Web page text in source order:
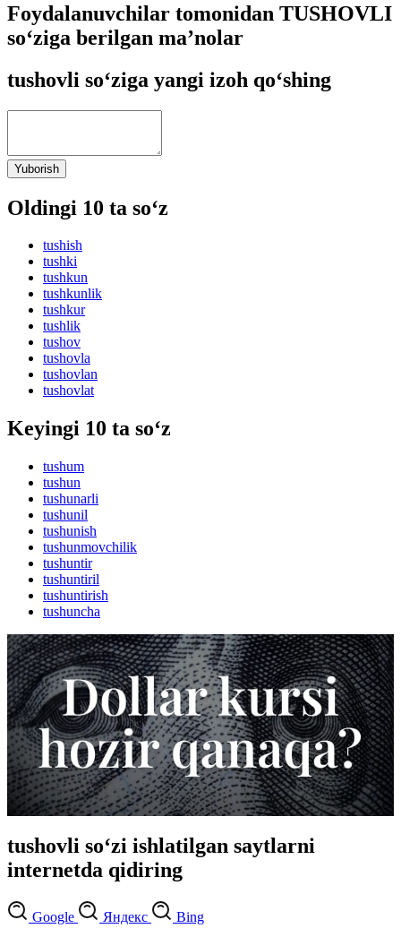
Foydalanuvchilar tomonidan TUSHOVLI
so‘ziga berilgan ma’nolar
tushovli so‘ziga yangi izoh qo‘shing
Yuborish
Oldingi 10 ta so‘z
tushish
tushki
tushkun
tushkunlik
tushkur
tushlik
tushov
tushovla
tushovlan
tushovlat
Keyingi 10 ta so‘z
tushum
tushun
tushunarli
tushunil
tushunish
tushunmovchilik
tushuntir
tushuntiril
tushuntirish
tushuncha
tushovli so‘zi ishlatilgan saytlarni
internetda qidiring
Google Яндекс Bing